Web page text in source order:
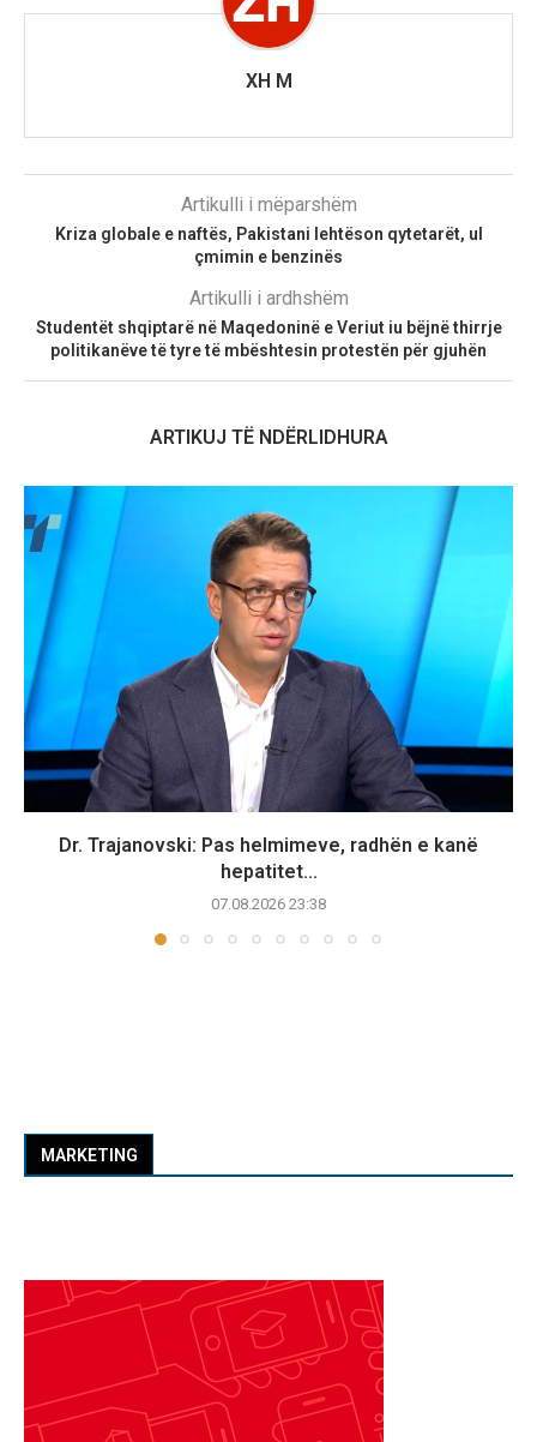
XH M
Artikulli i mëparshëm
Kriza globale e naftës, Pakistani lehtëson qytetarët, ul
çmimin e benzinës
Artikulli i ardhshëm
Studentët shqiptarë në Maqedoninë e Veriut iu bëjnë thirrje
politikanëve të tyre të mbështesin protestën për gjuhën
ARTIKUJ TË NDËRLIDHURA
Dr. Trajanovski: Pas helmimeve, radhën e kanë
hepatitet...
07.08.2026 23:38
MARKETING